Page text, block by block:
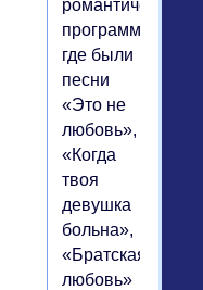
романтической
программой,
где были
песни
«Это не
любовь»,
«Когда
твоя
девушка
больна»,
«Братская
любовь»